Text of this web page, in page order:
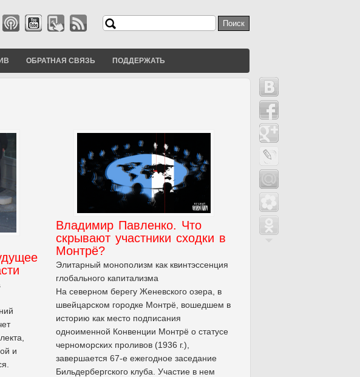
Форма поиска
Поиск
ОБРАТНАЯ СВЯЗЬ ПОДДЕРЖАТЬ
и
Владимир Павленко. Что
скрывают участники сходки в
Монтрё?
Элитарный монополизм как квинтэссенция
глобального капитализма
На северном берегу Женевского озера, в
швейцарском городке Монтрё, вошедшем в
историю как место подписания
одноименной Конвенции Монтрё о статусе
черноморских проливов (1936 г.),
завершается 67-е ежегодное заседание
Бильдербергского клуба. Участие в нем